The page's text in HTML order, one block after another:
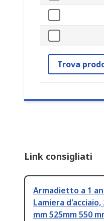
Trova
Link consigliati
Armadietto a 1
Lamiera
mm 525mm 550